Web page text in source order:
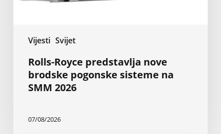
Vijesti Svijet
Rolls-Royce predstavlja nove
brodske pogonske sisteme na
SMM 2026
07/08/2026